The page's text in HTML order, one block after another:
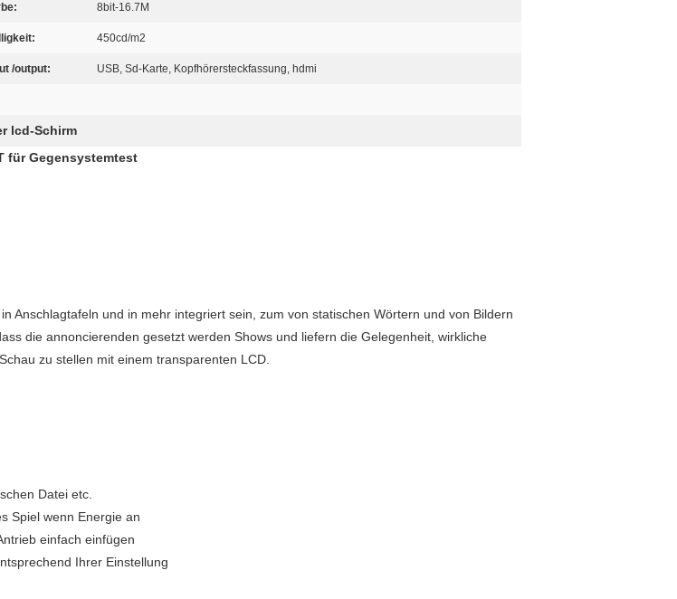
8bit-16.7M
450cd/m2
/output: USB, Sd-Karte, Kopfhörersteckfassung, hdmi
lcd-Schirm
für Gegensystemtest
Anschlagtafeln und in mehr integriert sein, zum von statischen Wörtern und von Bildern
die annoncierenden gesetzt werden Shows und liefern die Gelegenheit, wirkliche
zu stellen mit einem transparenten LCD.
Datei etc.
Spiel wenn Energie an
einfach einfügen
Ihrer Einstellung